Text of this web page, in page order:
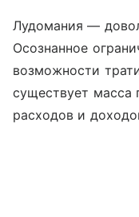
Лудомания —
Осознанное
возможности
существует масса
расходов и